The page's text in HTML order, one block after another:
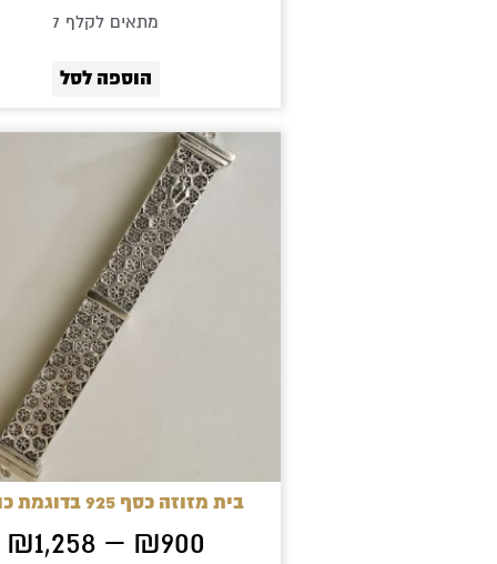
מתאים לקלף 7
הוספה לסל
בית מזוזה כסף 925 בדוגמת כוורת
₪900
–
₪1,258
לבחור
את